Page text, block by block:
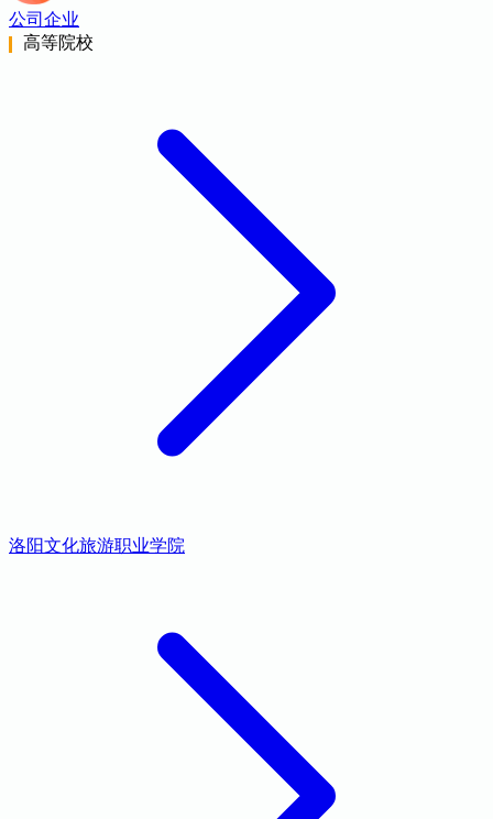
公司企业
高等院校
洛阳文化旅游职业学院